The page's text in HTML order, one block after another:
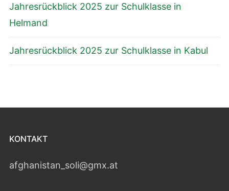
Jahresrückblick 2025 zur Schulklasse in
Helmand
Jahresrückblick 2025 zur Schulklasse in Kabul
KONTAKT
afghanistan_soli@gmx.at